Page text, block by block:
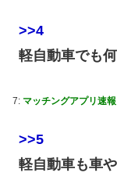
>>4
軽自動車でも
7: マッチングアプリ速報
>>5
軽自動車も車や